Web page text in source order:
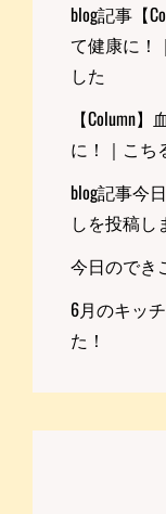
blog記事【
て健康に！
した
【Column
に！｜こち
blog記事今
しを投稿し
今日ので
6月のキッチ
た！